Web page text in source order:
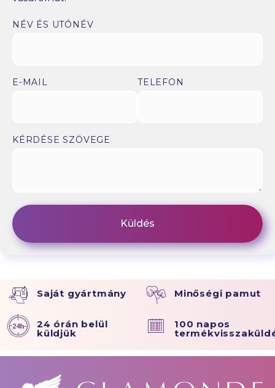
NÉV ÉS UTÓNÉV
E-MAIL TELEFON
KÉRDÉSE SZÖVEGE
Saját gyártmány Minőségi pamut
24 órán belül
küldjük
100 napos